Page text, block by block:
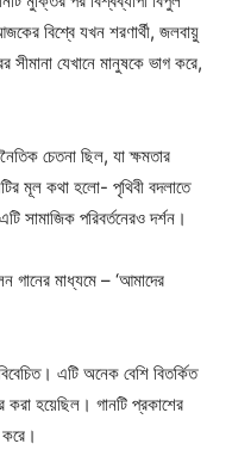
বিশ্বে যখন শরণার্থী, জলবায়ু
যেখানে মানুষকে ভাগ করে,
চেতনা ছিল, যা ক্ষমতার
মূল কথা হলো- পৃথিবী বদলাতে
সামাজিক পরিবর্তনেরও দর্শন।
গানের মাধ্যমে – ‘আমাদের
এটি অনেক বেশি বিতর্কিত
হয়েছিল। গানটি প্রকাশের
করে।